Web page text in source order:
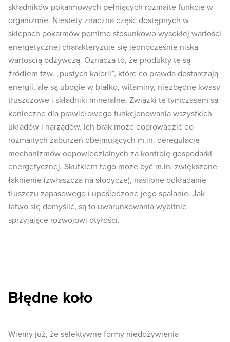
składników pokarmowych pełniących rozmaite funkcje w
organizmie. Niestety znaczna część dostępnych w
sklepach pokarmów pomimo stosunkowo wysokiej wartości
energetycznej charakteryzuje się jednocześnie niską
wartością odżywczą. Oznacza to, że produkty te są
źródłem tzw. „pustych kalorii”, które co prawda dostarczają
energii, ale są ubogie w białko, witaminy, niezbędne kwasy
tłuszczowe i składniki mineralne. Związki te tymczasem są
konieczne dla prawidłowego funkcjonowania wszystkich
układów i narządów. Ich brak może doprowadzić do
rozmaitych zaburzeń obejmujących m.in. deregulację
mechanizmów odpowiedzialnych za kontrolę gospodarki
energetycznej. Skutkiem tego może być m.in. zwiększone
łaknienie (zwłaszcza na słodycze), nasilone odkładanie
tłuszczu zapasowego i upośledzone jego spalanie. Jak
łatwo się domyślić, są to uwarunkowania wybitnie
sprzyjające rozwojowi otyłości.
Błędne koło
Wiemy już, że selektywne formy niedożywienia